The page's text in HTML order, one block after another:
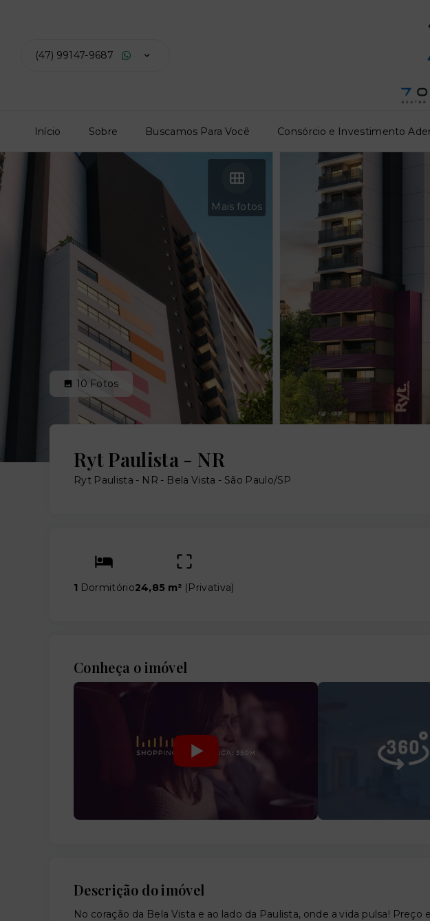
(47) 99147-9687
Início Sobre Buscamos Para Você Consórcio e Investimento
Mais fotos
10 Fotos
Ryt Paulista - NR
Ryt Paulista - NR - Bela Vista - São Paulo/SP
1 Dormitório24,85 m² (Privativa)
Conheça o imóvel
Descrição do imóvel
No coração da Bela Vista e ao lado da Paulista, onde a vida pulsa! Preço